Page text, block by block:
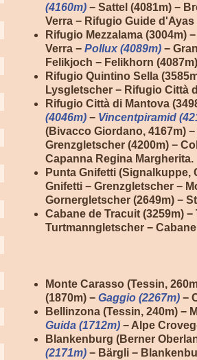
(4160m) − Sattel (4081m) −
Verra − Rifugio Guide
Rifugio Mezzalama (3004m)
Verra − Pollux (4089m) −
Felikjoch − Felikhorn
Rifugio Quintino Sella
Lysgletscher − Rifugio Città
Rifugio Città di Mantova
(4046m) − Vincentpiramid
(Bivacco Giordano, 4167m) −
Grenzgletscher (4200m) −
Capanna Regina Margherita.
Punta Gnifetti (Signalkuppe,
Gnifetti − Grenzgletscher −
Gornergletscher (2649m) −
Cabane de Tracuit (3259m)
Turtmanngletscher −
Monte Carasso (Tessin,
(1870m) − Gaggio (2267m) −
Bellinzona (Tessin, 240m) −
Guida (1712m) − Alpe
Blankenburg (Berner
(2171m) − Bärgli −